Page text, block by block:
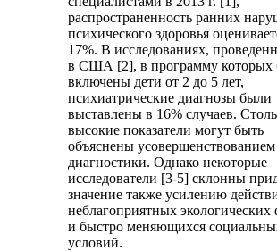
распространенность ранних
психического здоровья
17%. В исследованиях,
в США [2], в программу которых
включены дети от 2 до 5 лет,
психиатрические диагнозы были
выставлены в 16% случаев. Столь
высокие показатели могут быть
объяснены
диагностики. Однако некоторые
исследователи [3-5] склонны
значение также усилению
неблагоприятных экологических
и быстро меняющихся
условий.